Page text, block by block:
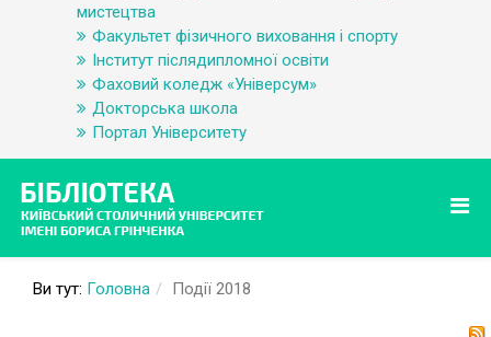
мистецтва
Факультет фізичного виховання і спорту
Інститут післядипломної освіти
Фаховий коледж «Універсум»
Докторська школа
Портал Університету
Ви тут: Головна Події 2018